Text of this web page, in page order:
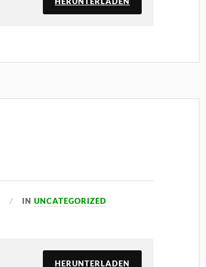
INUNCATEGORIZED
HERUNTERLADEN